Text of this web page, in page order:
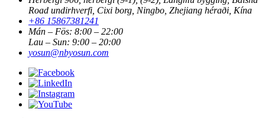
Road undirhverfi, Cixi borg, Ningbo, Zhejiang héraði, Kína
+86 15867381241
Mán – Fös: 8:00 – 22:00
Lau – Sun: 9:00 – 20:00
yosun@nbyosun.com